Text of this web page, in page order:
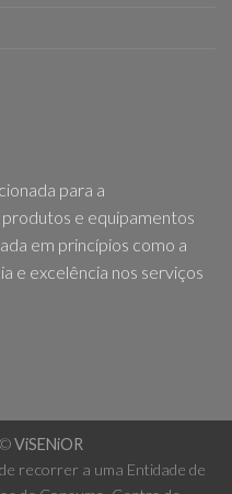
para a
e equipamentos
em princípios como a
e excelência nos serviços
ViSENiOR
recorrer a uma Entidade de